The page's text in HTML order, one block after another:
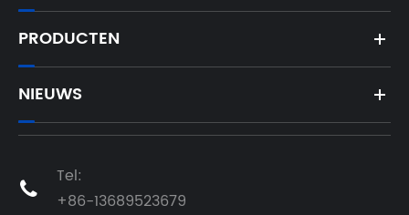
PRODUCTEN
NIEUWS

Tel:
+86-13689523679